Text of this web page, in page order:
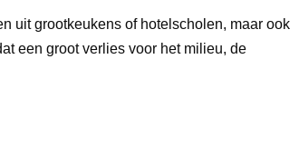
uit grootkeukens of hotelscholen, maar ook
een groot verlies voor het milieu, de